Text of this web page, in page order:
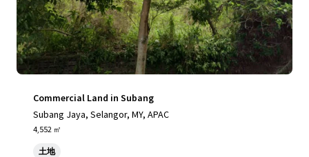
Commercial Land in Subang
Subang Jaya, Selangor, MY, APAC
4,552 ㎡
土地